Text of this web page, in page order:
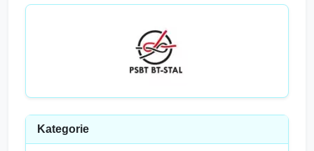
Kategorie